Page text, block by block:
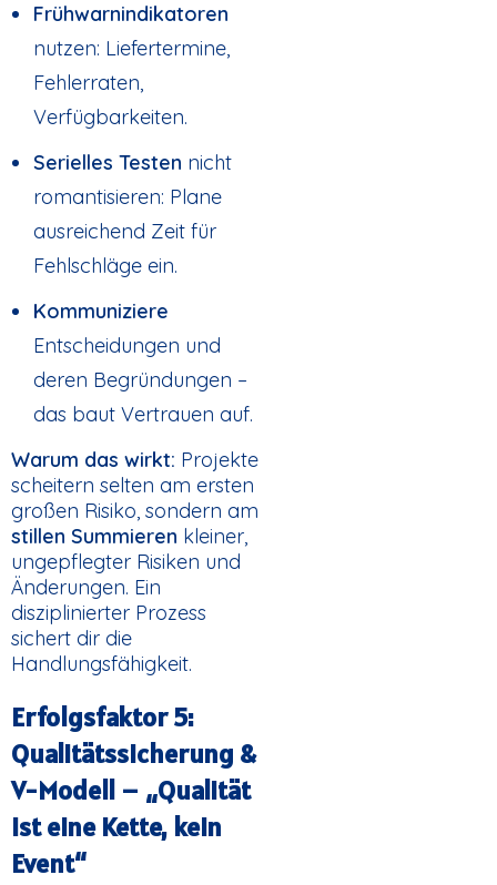
Frühwarnindikatoren
nutzen: Liefertermine,
Fehlerraten,
Verfügbarkeiten.
Serielles Testen nicht
romantisieren: Plane
ausreichend Zeit für
Fehlschläge ein.
Kommuniziere
Entscheidungen und
deren Begründungen –
das baut Vertrauen auf.
Warum das wirkt: Projekte
scheitern selten am ersten
großen Risiko, sondern am
stillen Summieren kleiner,
ungepflegter Risiken und
Änderungen. Ein
disziplinierter Prozess
sichert dir die
Handlungsfähigkeit.
Erfolgsfaktor 5:
Qualitätssicherung &
V-Modell – „Qualität
ist eine Kette, kein
Event“